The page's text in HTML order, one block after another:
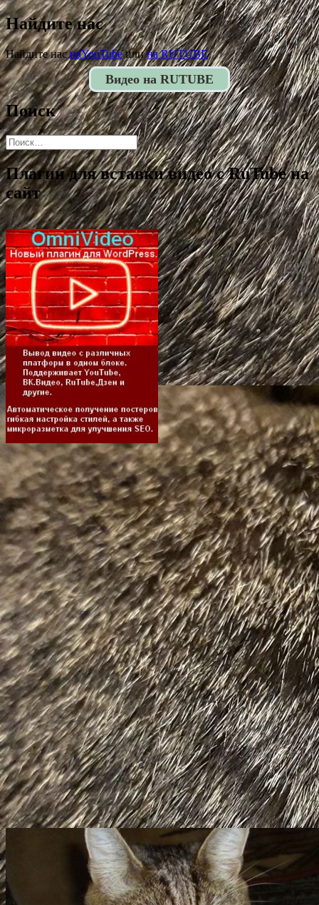
Найдите нас
Найдите наснаYouTubeилина RUTUBE
Видео на RUTUBE
Поиск
Найти:
Плагин для вставки видео с RuTube на
сайт